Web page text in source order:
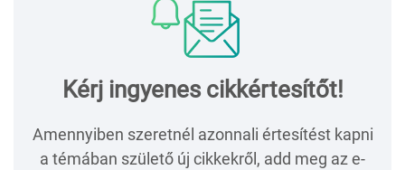
Kérj ingyenes cikkértesítőt!
Amennyiben szeretnél azonnali értesítést kapni
a témában születő új cikkekről, add meg az e-